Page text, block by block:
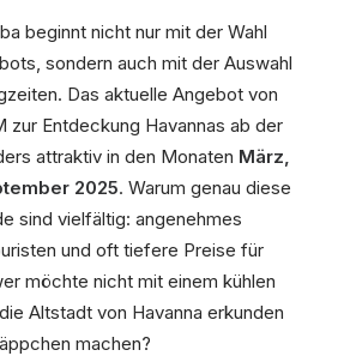
beginnt nicht nur mit der Wahl
sondern auch mit der Auswahl
Das aktuelle Angebot von
zur Entdeckung Havannas ab der
attraktiv in den Monaten März,
2025. Warum genau diese
sind vielfältig: angenehmes
und oft tiefere Preise für
möchte nicht mit einem kühlen
Altstadt von Havanna erkunden
machen?